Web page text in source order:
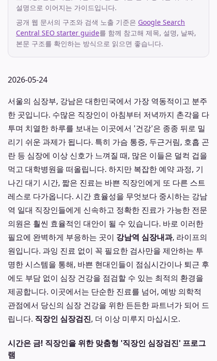
설명으로 이어지는 가이드입니다.
공개 웹 문서의 구조와 검색 노출 기준은 Google Search
Central SEO starter guide를 함께 참고해 제목, 설명, 날짜,
본문 구조를 확인하는 방식으로 읽으면 좋습니다.
2026-05-24
서울의 심장부, 강남은 대한민국에서 가장 역동적이고 분주
한 곳입니다. 수많은 직장인이 아침부터 저녁까지 촌각을 다
투며 치열한 하루를 보내는 이곳에서 '건강'은 종종 뒤로 밀
리기 쉬운 과제가 됩니다. 특히 가슴 통증, 두근거림, 호흡 곤
란 등 심장에 이상 신호가 느껴질 때, 많은 이들은 덜컥 겁을
먹고 대학병원을 떠올립니다. 하지만 복잡한 예약 과정, 기
나긴 대기 시간, 짧은 진료는 바쁜 직장인에게 또 다른 스트
레스로 다가옵니다. 시간 효율성을 무엇보다 중시하는 강남
역 일대 직장인들에게 신속하고 정확한 진료가 가능한 전문
의원은 훨씬 효율적인 대안이 될 수 있습니다. 바로 이러한
필요에 완벽하게 부응하는 곳이 강남역 심장내과, 라이프의
원입니다. 과잉 진료 없이 꼭 필요한 검사만을 제안하는 투
명한 시스템을 통해, 바쁜 현대인들이 점심시간이나 퇴근 후
에도 부담 없이 심장 건강을 점검할 수 있는 최적의 환경을
제공합니다. 이곳에서는 단순한 진료를 넘어, 예방 의학적
관점에서 당신의 심장 건강을 위한 든든한 파트너가 되어 드
립니다. 직장인 심장검진, 더 이상 미루지 마십시오.
시간은 금! 직장인을 위한 맞춤형 '직장인 심장검진' 프로그
램